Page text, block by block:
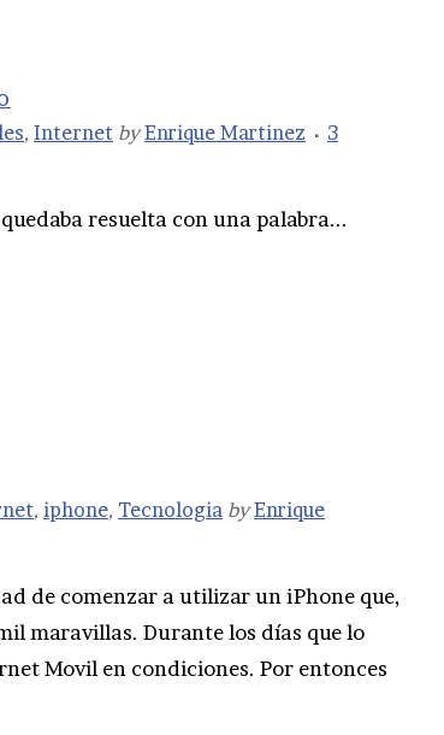
, Internet byEnrique Martinez
3
resuelta con una palabra...
, iphone, Tecnologia byEnrique
de comenzar a utilizar un iPhone que,
maravillas. Durante los días que lo
Movil en condiciones. Por entonces